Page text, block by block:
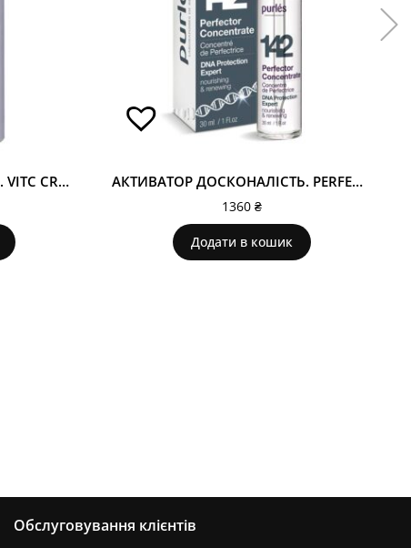
ВІТС КРЕМ ДОСКОНАЛІСТЬ. VITC CREAM PERFECTOR 144 АКТИВАТОР ДОСКОНАЛІСТЬ. PERFECTOR ACTIVATOR 142
1360 ₴
Додати в кошик
Обслуговування клієнтів